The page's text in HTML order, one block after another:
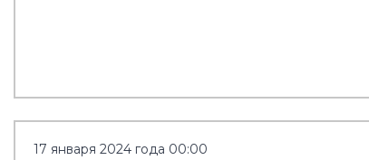
17 января 2024 года 00:00